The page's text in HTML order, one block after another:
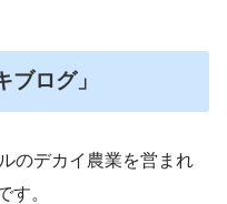
ログ」
のデカイ農業を営まれ
す。